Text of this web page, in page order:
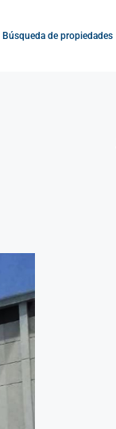
Búsqueda de propiedades